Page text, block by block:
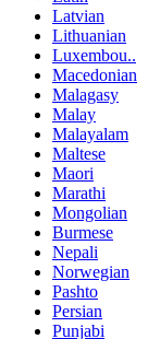
Latvian
Lithuanian
Luxembou..
Macedonian
Malagasy
Malay
Malayalam
Maltese
Maori
Marathi
Mongolian
Burmese
Nepali
Norwegian
Pashto
Persian
Punjabi